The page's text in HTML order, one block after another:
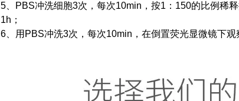
5、PBS冲洗细胞3次，每次10min，按1：150的比例稀
1h；
6、用PBS冲洗3次，每次10min，在倒置荧光显微镜下观